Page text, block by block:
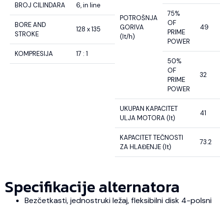
BROJ CILINDARA 6, in line
BORE AND
STROKE
128 x 135
KOMPRESIJA 17 : 1
POTROŠNJA
GORIVA
(lt/h)
75%
OF
PRIME
POWER
49
50%
OF
PRIME
POWER
32
UKUPAN KAPACITET
ULJA MOTORA (lt)
41
KAPACITET TEČNOSTI
ZA HLAĐENJE (lt)
73.2
Specifikacije alternatora
Bezčetkasti, jednostruki ležaj, fleksibilni disk 4-polsni